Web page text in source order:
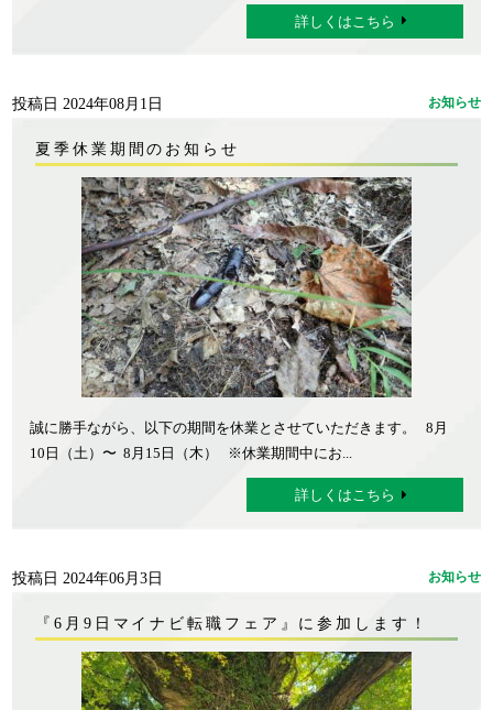
詳しくはこちら
投稿日 2024年08月1日 お知らせ
夏季休業期間のお知らせ
誠に勝手ながら、以下の期間を休業とさせていただきます。 8月
10日（土）〜 8月15日（木） ※休業期間中にお...
詳しくはこちら
投稿日 2024年06月3日 お知らせ
『6月9日マイナビ転職フェア』に参加します！